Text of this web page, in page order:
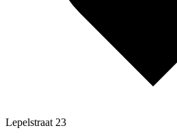
Lepelstraat 23